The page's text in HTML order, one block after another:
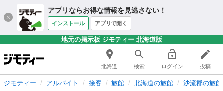
アプリならお得な情報を見逃さない！
インストール アプリで開く
地元の掲示板 ジモティー 北海道版
北海道 検索 ログイン 投稿
ジモティー アルバイト 接客 旅館 北海道の旅館 沙流郡の旅館